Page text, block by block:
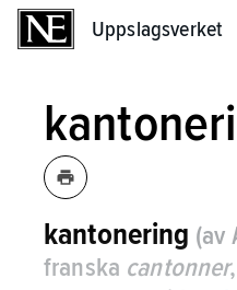
Uppslagsverket
kantonering (av
franska cantonner